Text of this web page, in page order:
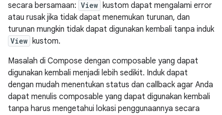
secara bersamaan: View kustom dapat mengalami error
atau rusak jika tidak dapat menemukan turunan, dan
turunan mungkin tidak dapat digunakan kembali tanpa induk
View kustom.
Masalah di Compose dengan composable yang dapat
digunakan kembali menjadi lebih sedikit. Induk dapat
dengan mudah menentukan status dan callback agar Anda
dapat menulis composable yang dapat digunakan kembali
tanpa harus mengetahui lokasi penggunaannya secara